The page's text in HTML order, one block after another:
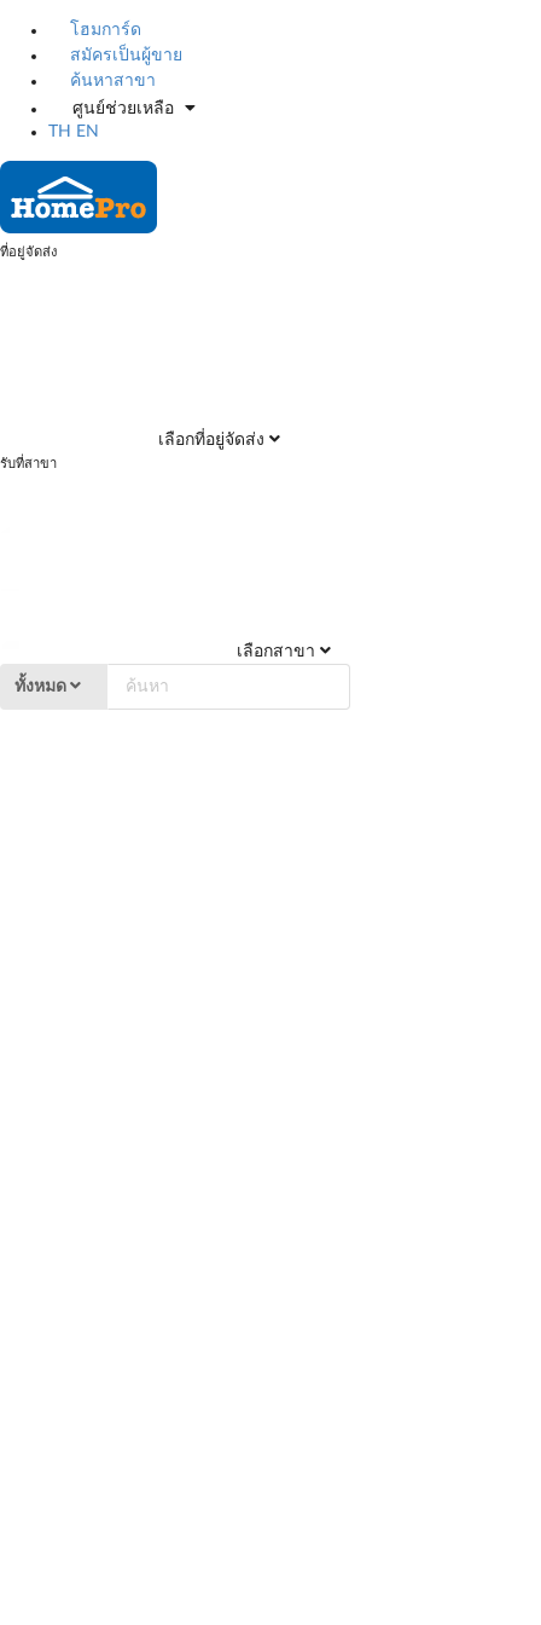
โฮมการ์ด
สมัครเป็นผู้ขาย
ค้นหาสาขา
ศูนย์ช่วยเหลือ
TH
EN
ที่อยู่จัดส่ง
เลือกที่อยู่จัดส่ง
รับที่สาขา
เลือกสาขา
ทั้งหมด